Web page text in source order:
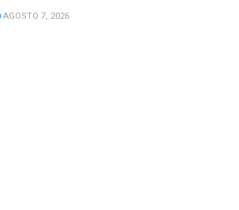
AGOSTO 7, 2026